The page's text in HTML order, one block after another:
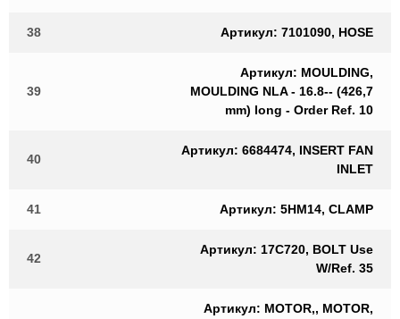
38 Артикул: 7101090, HOSE
39
Артикул: MOULDING,
MOULDING NLA - 16.8-- (426,7
mm) long - Order Ref. 10
40
Артикул: 6684474, INSERT FAN
INLET
41 Артикул: 5HM14, CLAMP
42
Артикул: 17C720, BOLT Use
W/Ref. 35
Артикул: MOTOR,, MOTOR,